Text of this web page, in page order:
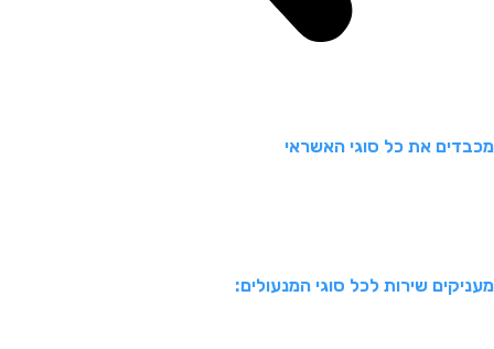
מכבדים את כל סוגי האשראי
מעניקים שירות לכל סוגי המנעולים: